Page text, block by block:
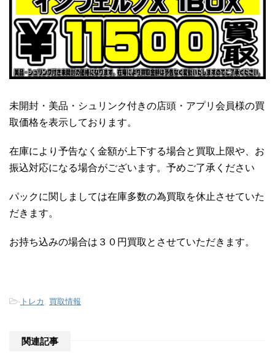
未開封・美品・シュリンク付きの店頭・アプリ会員様の買
取価格を表示しております。
在庫により予告なく金額が上下する場合と買取上限や、お
振込対応になる場合がございます。予めご了承ください
パックに関しましては在庫多数の為買取を休止させていた
だきます。
お持ち込みの場合は３０円買取とさせていただきます。
- トレカ 買取情報
関連記事